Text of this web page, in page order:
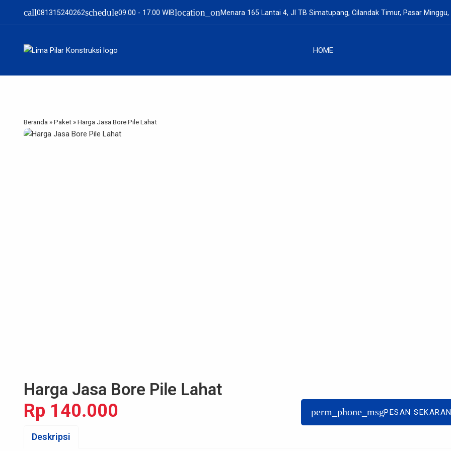
call081315240262schedule09.00 - 17.00 WIBlocation_onMenara 165 Lantai 4, Jl TB Simatupang, Cilandak Timur, Pasar
HOME
Beranda »Paket »Harga Jasa Bore Pile Lahat
Harga Jasa Bore Pile Lahat
Rp 140.000 perm_phone_msgPESAN
Deskripsi